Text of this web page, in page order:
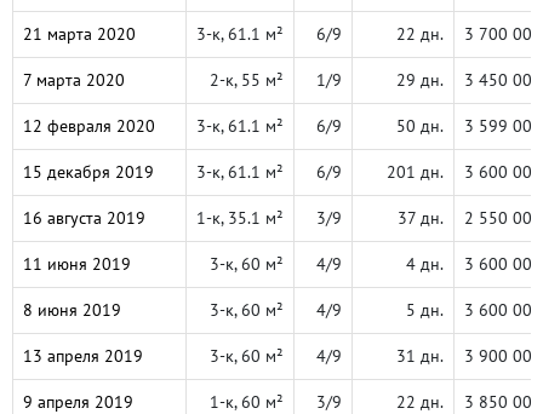
21 марта 2020 3-к, 61.1 м² 6/9 22 дн. 3 700 000
7 марта 2020 2-к, 55 м² 1/9 29 дн. 3 450 000
12 февраля 2020 3-к, 61.1 м² 6/9 50 дн. 3 599 000
15 декабря 2019 3-к, 61.1 м² 6/9 201 дн. 3 600 000
16 августа 2019 1-к, 35.1 м² 3/9 37 дн. 2 550 000
11 июня 2019 3-к, 60 м² 4/9 4 дн. 3 600 000
8 июня 2019 3-к, 60 м² 4/9 5 дн. 3 600 000
13 апреля 2019 3-к, 60 м² 4/9 31 дн. 3 900 000
9 апреля 2019 1-к, 60 м² 3/9 22 дн. 3 850 000